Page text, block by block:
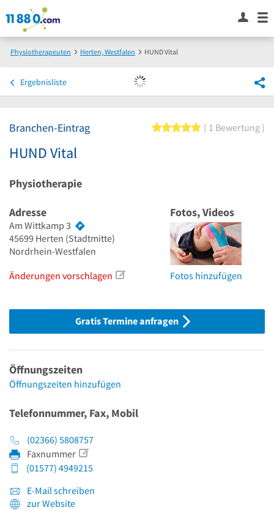
Physiotherapeuten Herten, Westfalen HUND Vital
Ergebnisliste
Branchen-Eintrag 5 von 5 Sternen
1 Bewertung
HUND Vital
Physiotherapie
Adresse
Am Wittkamp 3
45699 Herten (Stadtmitte)
Nordrhein-Westfalen
Änderungen vorschlagen
Fotos, Videos
Fotos hinzufügen
Gratis Termine anfragen
Öffnungszeiten
Öffnungszeiten hinzufügen
Telefonnummer, Fax, Mobil
(02366) 5808757
Faxnummer
(01577) 4949215
E-Mail schreiben
zur Website